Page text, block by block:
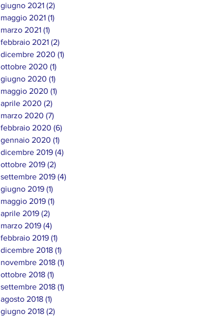
giugno 2021 (2)
maggio 2021 (1)
marzo 2021 (1)
febbraio 2021 (2)
dicembre 2020 (1)
ottobre 2020 (1)
giugno 2020 (1)
maggio 2020 (1)
aprile 2020 (2)
marzo 2020 (7)
febbraio 2020 (6)
gennaio 2020 (1)
dicembre 2019 (4)
ottobre 2019 (2)
settembre 2019 (4)
giugno 2019 (1)
maggio 2019 (1)
aprile 2019 (2)
marzo 2019 (4)
febbraio 2019 (1)
dicembre 2018 (1)
novembre 2018 (1)
ottobre 2018 (1)
settembre 2018 (1)
agosto 2018 (1)
giugno 2018 (2)